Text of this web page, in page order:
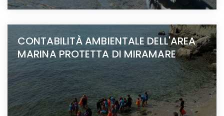
CONTABILITÀ AMBIENTALE DELL'AREA
MARINA PROTETTA DI MIRAMARE